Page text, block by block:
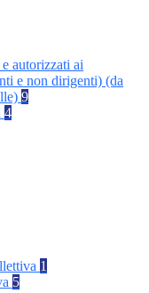
autorizzati ai
e non dirigenti) (da
9
4
1
5